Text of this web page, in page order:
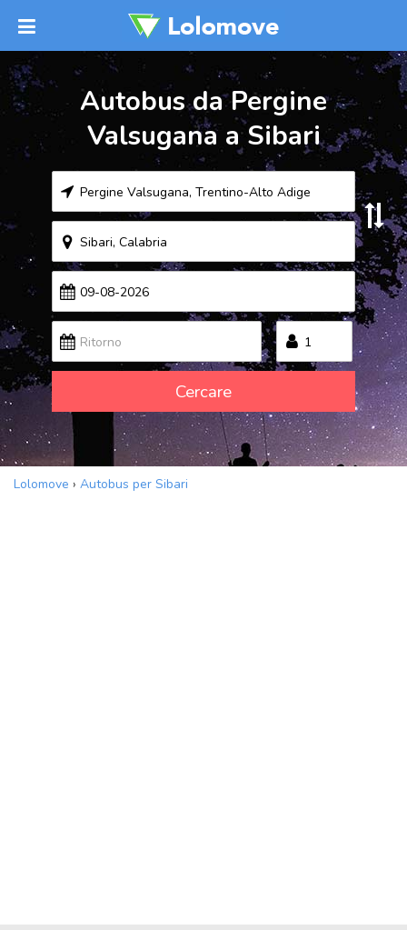
Autobus da Pergine
Valsugana a Sibari
Cercare
Lolomove › Autobus per Sibari